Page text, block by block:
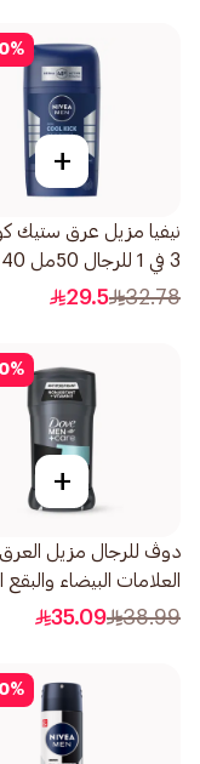
%
+
نيفيا مزيل عرق ستيك
3 في 1 للرجال 50مل 40
32.78
29.5
%
+
دوڤ للرجال مزيل
العلامات البيضاء والبقع
72 ساعة من الحماية 76جرام
38.99
35.09
%